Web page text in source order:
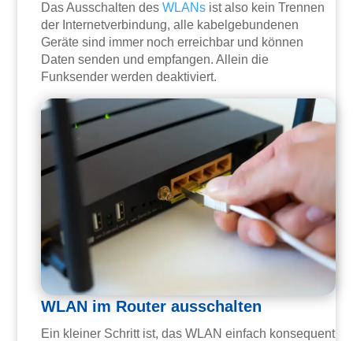
Das Ausschalten desWLANs ist also kein Trennen
der Internetverbindung, alle kabelgebundenen
Geräte sind immer noch erreichbar und können
Daten senden und empfangen. Allein die
Funksender werden deaktiviert.
WLAN im Router ausschalten
Ein kleiner Schritt ist, das WLAN einfach konsequent